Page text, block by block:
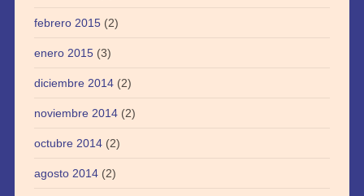
febrero 2015(2)
enero 2015(3)
diciembre 2014(2)
noviembre 2014(2)
octubre 2014(2)
agosto 2014(2)